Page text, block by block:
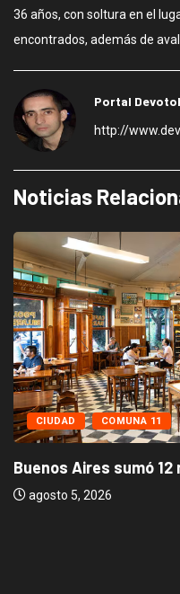
36 años, con soltura en el
encontrados, además de
Portal
http://
Noticias
CIUDAD COMUNA 11
Buenos Aires sumó
agosto 5, 2026